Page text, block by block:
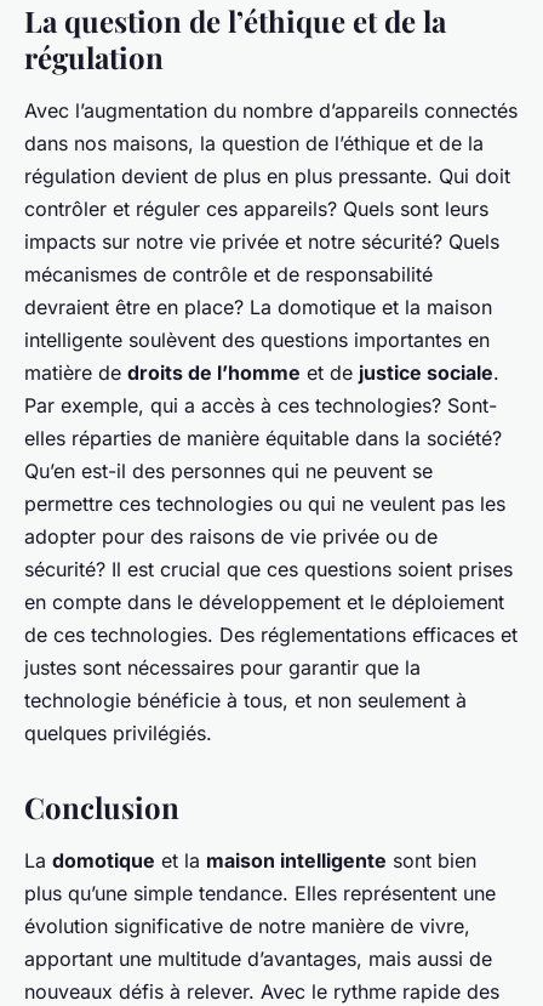
La question de l’éthique et de la
régulation
Avec l’augmentation du nombre d’appareils connectés
dans nos maisons, la question de l’éthique et de la
régulation devient de plus en plus pressante. Qui doit
contrôler et réguler ces appareils? Quels sont leurs
impacts sur notre vie privée et notre sécurité? Quels
mécanismes de contrôle et de responsabilité
devraient être en place? La domotique et la maison
intelligente soulèvent des questions importantes en
matière de droits de l’homme et de justice sociale.
Par exemple, qui a accès à ces technologies? Sont-
elles réparties de manière équitable dans la société?
Qu’en est-il des personnes qui ne peuvent se
permettre ces technologies ou qui ne veulent pas les
adopter pour des raisons de vie privée ou de
sécurité? Il est crucial que ces questions soient prises
en compte dans le développement et le déploiement
de ces technologies. Des réglementations efficaces et
justes sont nécessaires pour garantir que la
technologie bénéficie à tous, et non seulement à
quelques privilégiés.
Conclusion
La domotique et la maison intelligente sont bien
plus qu’une simple tendance. Elles représentent une
évolution significative de notre manière de vivre,
apportant une multitude d’avantages, mais aussi de
nouveaux défis à relever. Avec le rythme rapide des